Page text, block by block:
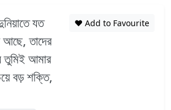
যত
আছে, তাদের
তুমিই আমার
বড় শক্তি,
❤️ Add to Favourite